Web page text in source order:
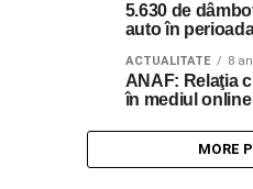
5.630 de
auto în
ACTUALITATE 8
ANAF: Relaţia
în mediul
MORE